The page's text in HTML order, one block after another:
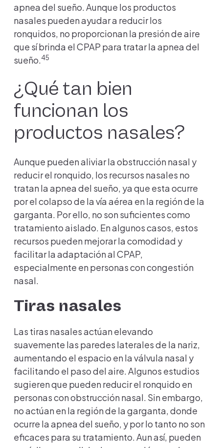
apnea del sueño. Aunque los productos
nasales pueden ayudar a reducir los
ronquidos, no proporcionan la presión de aire
que sí brinda el CPAP para tratar la apnea del
sueño.45
¿Qué tan bien
funcionan los
productos nasales?
Aunque pueden aliviar la obstrucción nasal y
reducir el ronquido, los recursos nasales no
tratan la apnea del sueño, ya que esta ocurre
por el colapso de la vía aérea en la región de la
garganta. Por ello, no son suficientes como
tratamiento aislado. En algunos casos, estos
recursos pueden mejorar la comodidad y
facilitar la adaptación al CPAP,
especialmente en personas con congestión
nasal.
Tiras nasales
Las tiras nasales actúan elevando
suavemente las paredes laterales de la nariz,
aumentando el espacio en la válvula nasal y
facilitando el paso del aire. Algunos estudios
sugieren que pueden reducir el ronquido en
personas con obstrucción nasal. Sin embargo,
no actúan en la región de la garganta, donde
ocurre la apnea del sueño, y por lo tanto no son
eficaces para su tratamiento. Aun así, pueden